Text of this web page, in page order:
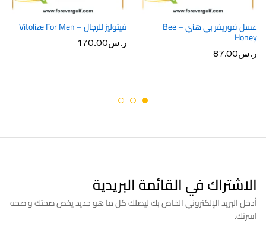
عسل فوريفر بي هني – Bee
Honey
ر.س87.00
فيتوليز للرجال – Vitolize For Men
ر.س170.00
الاشتراك في القائمة البريدية
أدخل البريد الإلكتروني الخاص بك ليصلك كل ما هو جديد يخص صحتك و صحه
اسرتك.